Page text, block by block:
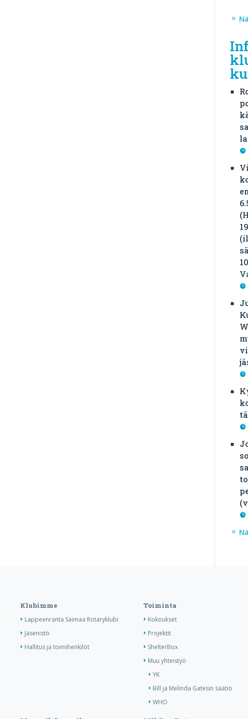
Klubimme
Lappeenranta Saimaa Rotaryklubi
Jäsenistö
Hallitus ja toimihenkilöt
Toiminta
Kokoukset
Projektit
ShelterBox
Muu yhteistyö
YK
Bill ja Melinda Gatesin säätiö
WHO